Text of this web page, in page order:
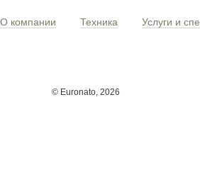
О компании Техника Услуги и
© Euronato, 2026